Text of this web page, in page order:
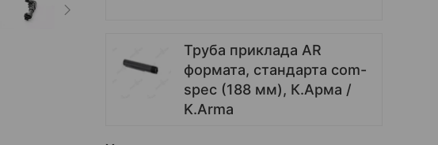
Труба приклада AR
формата, стандарта com-
spec (188 мм), К.Арма /
K.Arma